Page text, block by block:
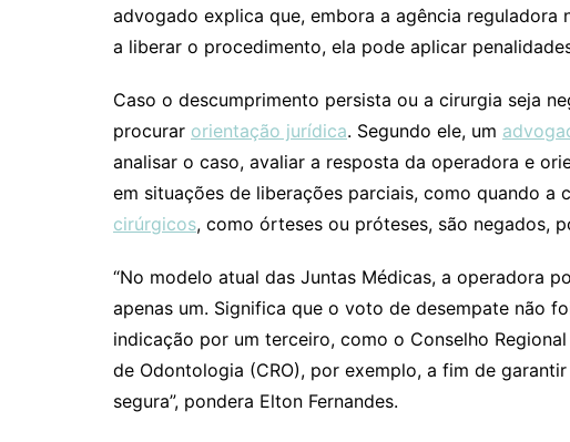
advogado explica que, embora a agência
a liberar o procedimento, ela pode aplicar
Caso o descumprimento persista ou a cirurgia seja
procurar orientação jurídica. Segundo ele, um
analisar o caso, avaliar a resposta da operadora e
em situações de liberações parciais, como quando a
cirúrgicos, como órteses ou próteses, são negados,
“No modelo atual das Juntas Médicas, a operadora
apenas um. Significa que o voto de desempate não
indicação por um terceiro, como o Conselho
de Odontologia (CRO), por exemplo, a fim de
segura”, pondera Elton Fernandes.